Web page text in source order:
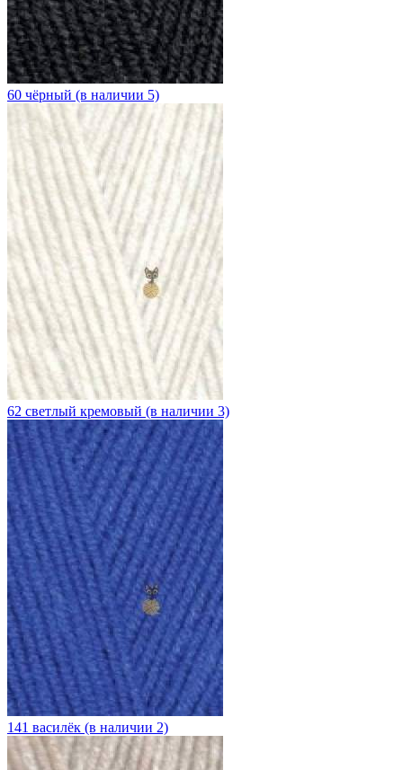
60 чёрный (в наличии 5)
62 светлый кремовый (в наличии 3)
141 василёк (в наличии 2)